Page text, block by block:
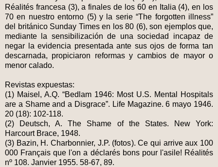
Réalités francesa (3), a finales de los 60 en Italia (4), en los
70 en nuestro entorno (5) y la serie “The forgotten illness”
del británico Sunday Times en los 80 (6), son ejemplos que,
mediante la sensibilización de una sociedad incapaz de
negar la evidencia presentada ante sus ojos de forma tan
descarnada, propiciaron reformas y cambios de mayor o
menor calado.
Revistas expuestas:
(1) Maisel, A.Q. “Bedlam 1946: Most U.S. Mental Hospitals
are a Shame and a Disgrace”. Life Magazine. 6 mayo 1946.
20 (18): 102-118.
(2) Deutsch, A. The Shame of the States. New York:
Harcourt Brace, 1948.
(3) Bazin, H. Charbonnier, J.P. (fotos). Ce qui arrive aux 100
000 Français que l'on a déclarés bons pour l'asile! Réalités
nº 108. Janvier 1955. 58-67, 89.